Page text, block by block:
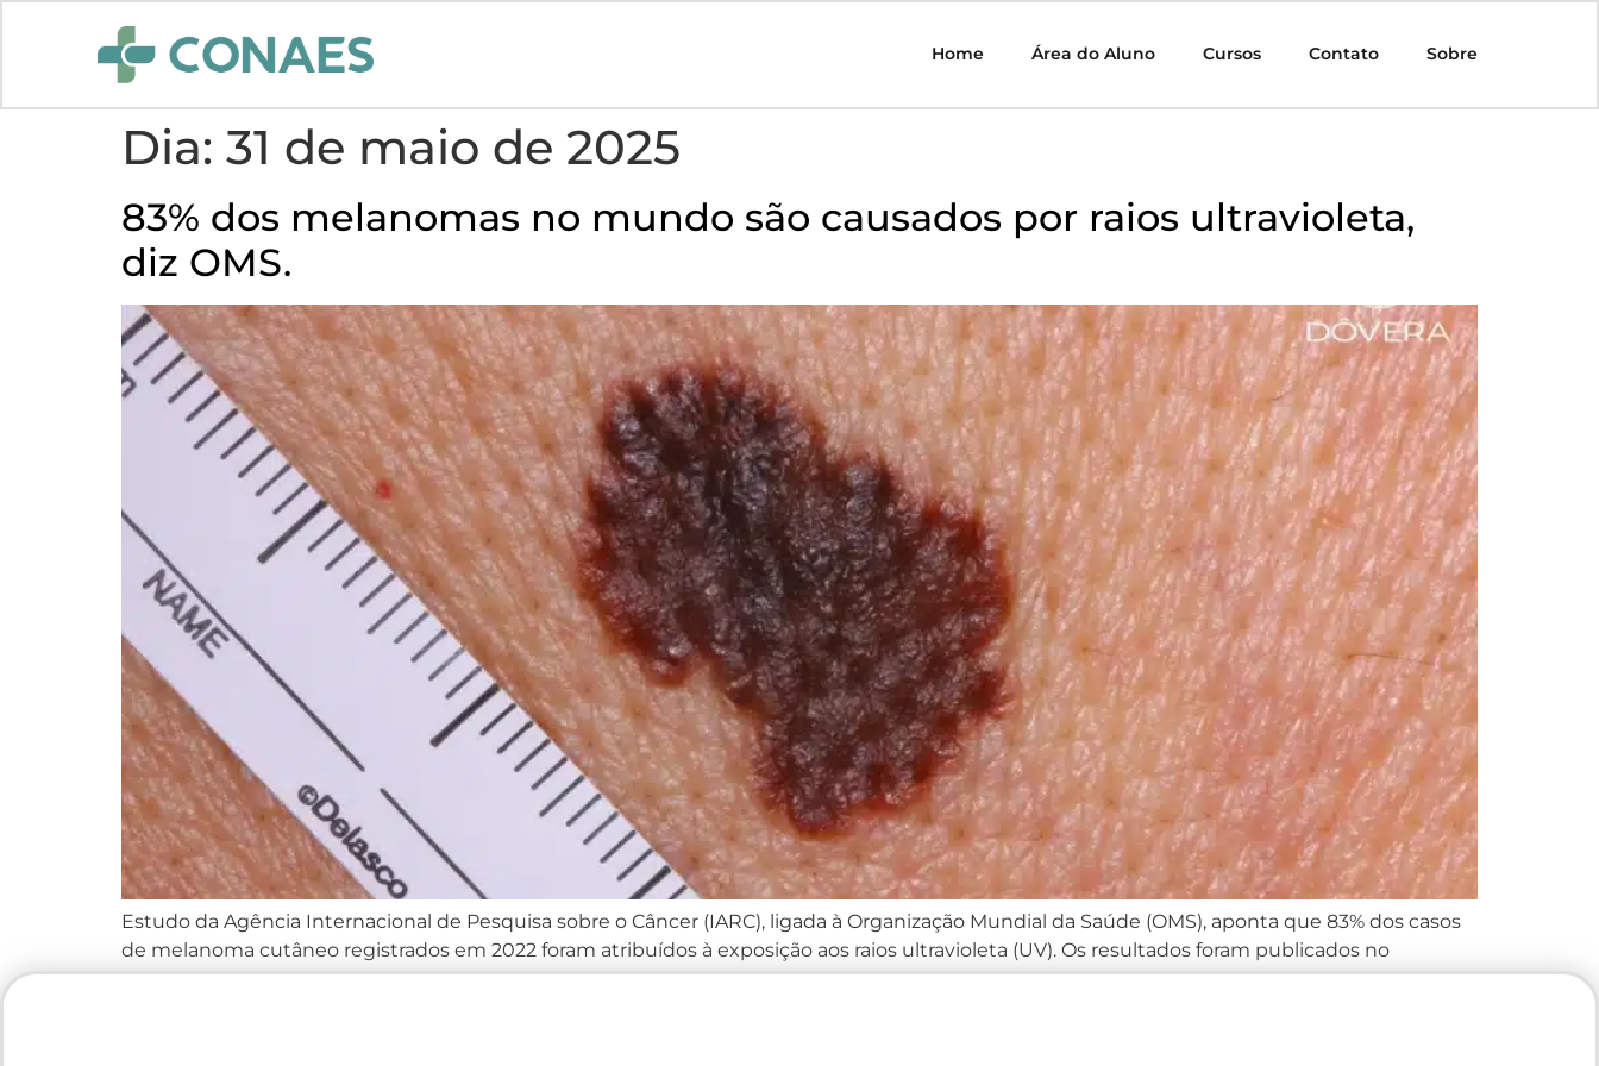
Home Área do Aluno Cursos Contato Sobre
Dia: 31 de maio de 2025
83% dos melanomas no mundo são causados por raios ultravioleta,
diz OMS.
Estudo da Agência Internacional de Pesquisa sobre o Câncer (IARC), ligada à Organização Mundial da Saúde (OMS), aponta que 83% dos casos
de melanoma cutâneo registrados em 2022 foram atribuídos à exposição aos raios ultravioleta (UV). Os resultados foram publicados no
International Journal of Cancer. Apesar de o melanoma representar apenas 4% dos tumores cutâneos […]